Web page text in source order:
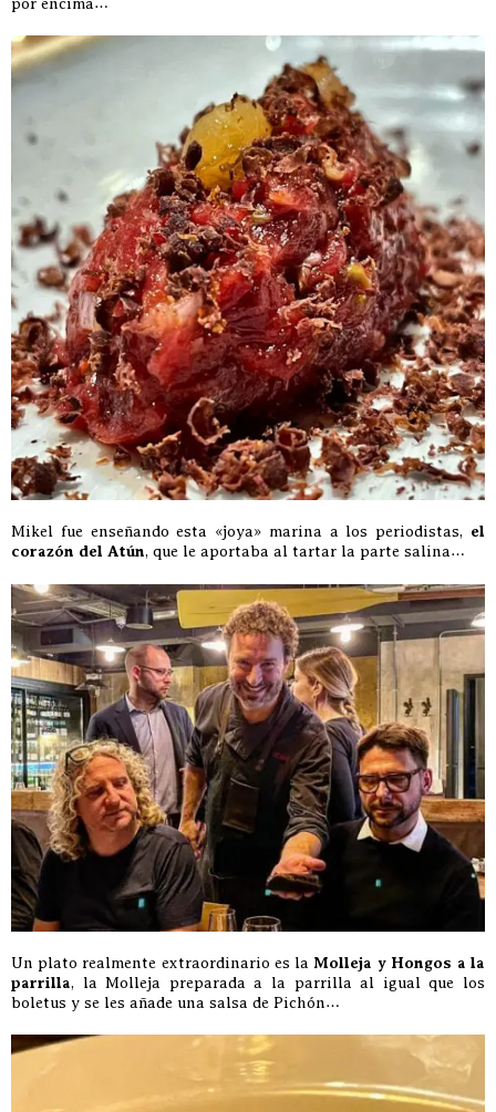
por encima…
Mikel fue enseñando esta «joya» marina a los periodistas, el
corazón del Atún, que le aportaba al tartar la parte salina…
Un plato realmente extraordinario es la Molleja y Hongos a la
parrilla, la Molleja preparada a la parrilla al igual que los
boletus y se les añade una salsa de Pichón…